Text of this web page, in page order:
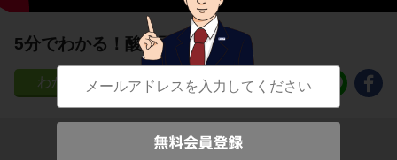
5分でわかる！酸性雨
79
子どもの勉強から大人の学び直しまで